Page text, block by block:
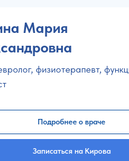
Мария
физиотерапевт,
Подробнее о враче
Записаться на Кирова